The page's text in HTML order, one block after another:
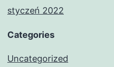
styczeń 2022
Categories
Uncategorized